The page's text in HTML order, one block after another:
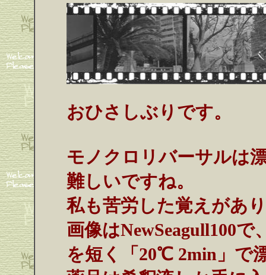
おひさしぶりです。
モノクロリバーサルは
難しいですね。
私も苦労した覚えがあ
画像はNewSeagull100
を短く「20℃ 2min」で